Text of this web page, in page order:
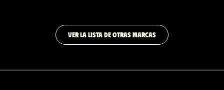
VER LA LISTA DE OTRAS MARCAS